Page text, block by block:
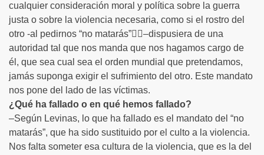
cualquier consideración moral y política sobre la guerra
justa o sobre la violencia necesaria, como si el rostro del
otro -al pedirnos “no matarás”–dispusiera de una
autoridad tal que nos manda que nos hagamos cargo de
él, que sea cual sea el orden mundial que pretendamos,
jamás suponga exigir el sufrimiento del otro. Este mandato
nos pone del lado de las víctimas.
¿Qué ha fallado o en qué hemos fallado?
–Según Levinas, lo que ha fallado es el mandato del “no
matarás”, que ha sido sustituido por el culto a la violencia.
Nos falta someter esa cultura de la violencia, que es la del